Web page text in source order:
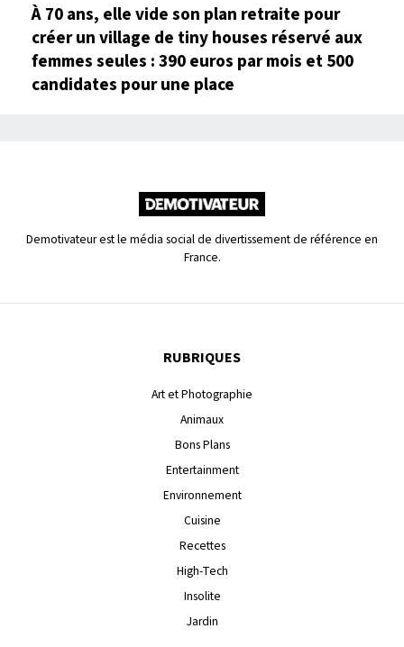
À 70 ans, elle vide son plan retraite pour
créer un village de tiny houses réservé aux
femmes seules : 390 euros par mois et 500
candidates pour une place
Demotivateur est le média social de divertissement de référence en
France.
RUBRIQUES
Art et Photographie
Animaux
Bons Plans
Entertainment
Environnement
Cuisine
Recettes
High-Tech
Insolite
Jardin